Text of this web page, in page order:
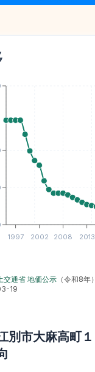
1997 2002 2008 2013
交通省 地価公示 （令和8年）
19
別市大麻高町